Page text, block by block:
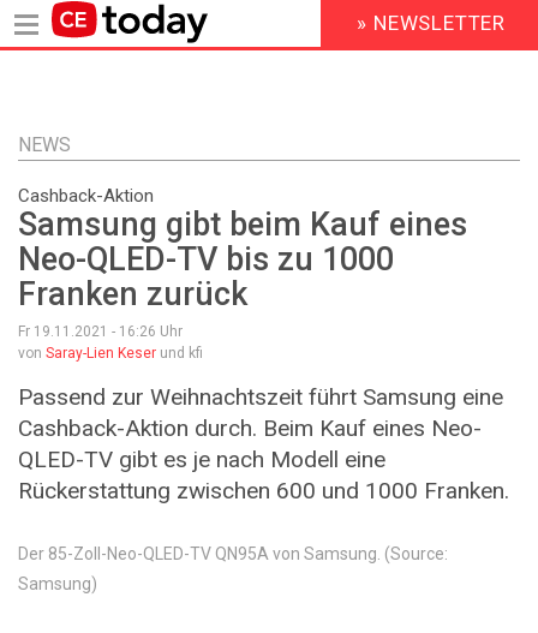
Inhalt
HEADER
MENU
» NEWSLETTER
NEWS
Cashback-Aktion
Samsung gibt beim Kauf eines
Neo-QLED-TV bis zu 1000
Franken zurück
Fr 19.11.2021 - 16:26 Uhr
von Saray-Lien Keser und kfi
Passend zur Weihnachtszeit führt Samsung eine
Cashback-Aktion durch. Beim Kauf eines Neo-
QLED-TV gibt es je nach Modell eine
Rückerstattung zwischen 600 und 1000 Franken.
Der 85-Zoll-Neo-QLED-TV QN95A von Samsung. (Source:
Samsung)